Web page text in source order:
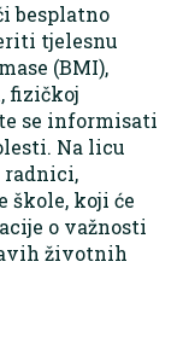
besplatno
tjelesnu
(BMI),
fizičkoj
se informisati
Na licu
radnici,
koji će
o važnosti
životnih